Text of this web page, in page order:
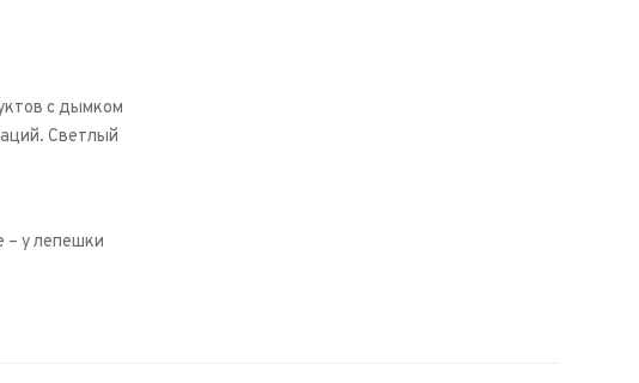
с дымком
Светлый
– у лепешки